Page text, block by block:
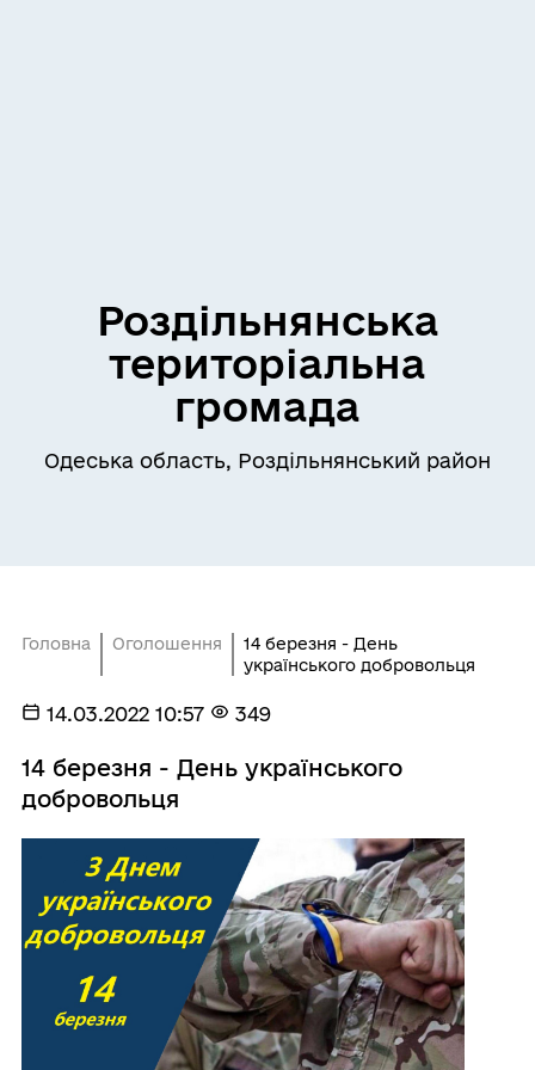
Роздільнянська
територіальна
громада
Одеська область, Роздільнянський район
Головна Оголошення
14 березня - День
українського добровольця
14.03.2022 10:57 349
14 березня - День українського
добровольця